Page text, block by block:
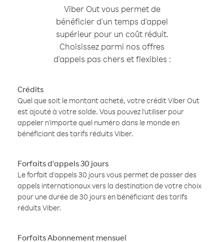
Viber Out vous permet de
bénéficier d'un temps d'appel
supérieur pour un coût réduit.
Choisissez parmi nos offres
d'appels pas chers et flexibles :
Crédits
Quel que soit le montant acheté, votre crédit Viber Out
est ajouté à votre solde. Vous pouvez l'utiliser pour
appeler n'importe quel numéro dans le monde en
bénéficiant des tarifs réduits Viber.
Forfaits d'appels 30 jours
Le forfait d'appels 30 jours vous permet de passer des
appels internationaux vers la destination de votre choix
pour une durée de 30 jours en bénéficiant des tarifs
réduits Viber.
Forfaits Abonnement mensuel